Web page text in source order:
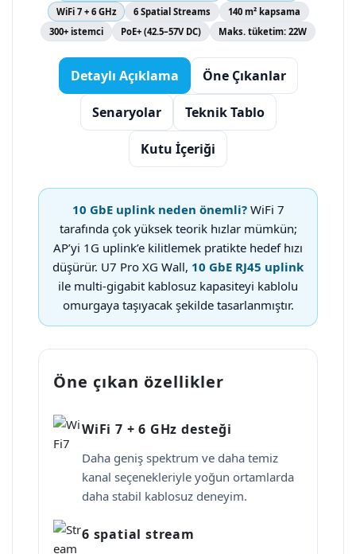
WiFi 7 + 6 GHz 6 Spatial Streams
140 m² kapsama
300+ istemci
PoE+ (42.5–57V DC) Maks. tüketim: 22W
Detaylı Açıklama Öne Çıkanlar
Senaryolar Teknik Tablo
Kutu İçeriği
10 GbE uplink neden önemli?WiFi 7
tarafında çok yüksek teorik hızlar mümkün;
AP’yi 1G uplink’e kilitlemek pratikte hedef hızı
düşürür. U7 Pro XG Wall, 10 GbE RJ45 uplink
ile multi-gigabit kablosuz kapasiteyi kablolu
omurgaya taşıyacak şekilde tasarlanmıştır.
Öne çıkan özellikler
WiFi 7 + 6 GHz desteği
Daha geniş spektrum ve daha temiz
kanal seçenekleriyle yoğun ortamlarda
daha stabil kablosuz deneyim.
6 spatial stream